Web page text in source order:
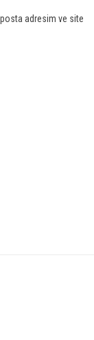
posta adresim ve site